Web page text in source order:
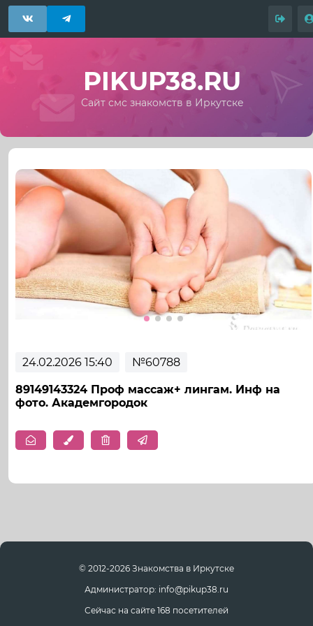
PIKUP38.RU
Сайт смс знакомств в Иркутске
24.02.2026 15:40 №60788
89149143324 Проф массаж+ лингам. Инф на
фото. Академгородок
© 2012-2026 Знакомства в Иркутске
Администратор: info@pikup38.ru
Сейчас на сайте 168 посетителей